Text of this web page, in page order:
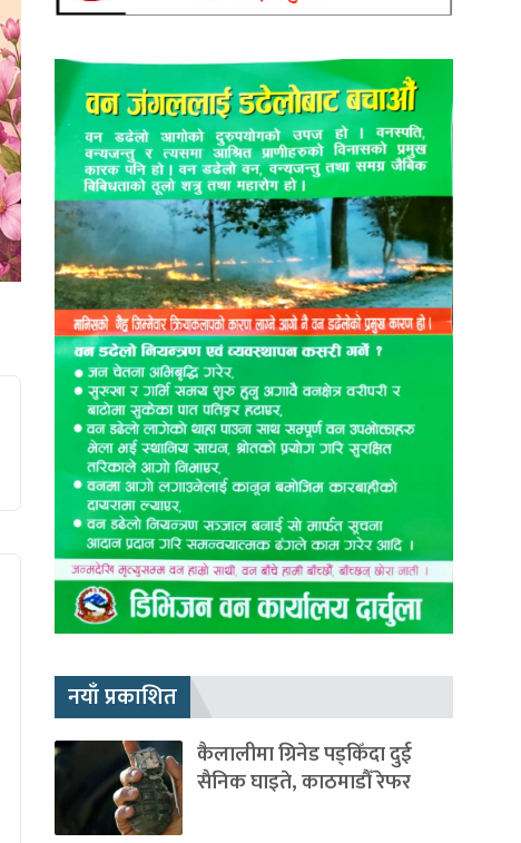
नयाँ प्रकाशित
कैलालीमा ग्रिनेड पड्किँदा दुई
सैनिक घाइते, काठमाडौँ रेफर